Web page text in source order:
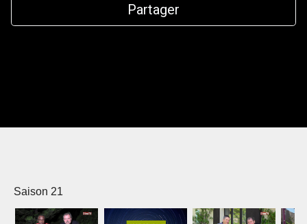
Partager
Saison 21